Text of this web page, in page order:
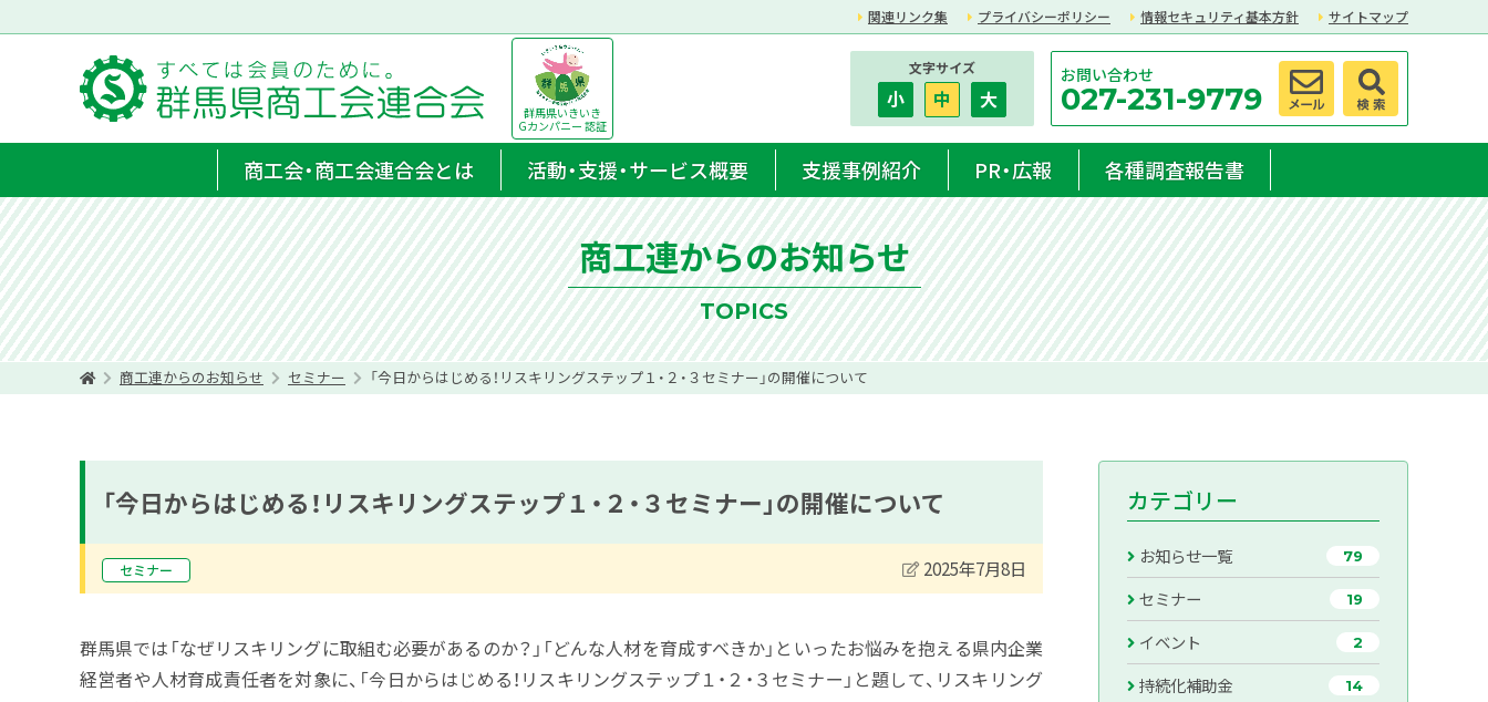
関連リンク集 プライバシーポリシー 情報セキュリティ基本方針 サイトマップ
群馬県いきいき
Gカンパニー 認証
文字サイズ
小 中 大
お問い合わせ
027-231-9779
商工会・商工会連合会とは 活動・支援・サービス概要 支援事例紹介 PR・広報 各種調査報告書
商工連からのお知らせ
TOPICS
商工連からのお知らせ セミナー 「今日からはじめる！リスキリングステップ１・２・３セミナー」の開催について
「今日からはじめる！リスキリングステップ１・２・３セミナー」の開催について
セミナー 2025年7月8日
群馬県では「なぜリスキリングに取組む必要があるのか？」「どんな人材を育成すべきか」といったお悩みを抱える県内企業
経営者や人材育成責任者を対象に、「今日からはじめる！リスキリングステップ１・２・３セミナー」と題して、リスキリング
カテゴリー
お知らせ一覧 79
セミナー 19
イベント 2
持続化補助金 14